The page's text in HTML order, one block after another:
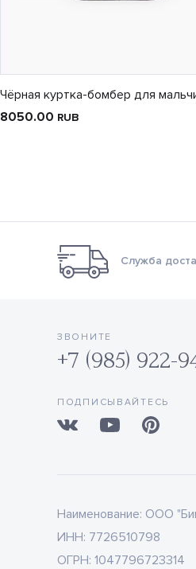
Чёрная куртка-бомбер для
8050.00 RUB
Служба
ЗВОНИТЕ
+7 (985) 922-
ПОДПИСЫВАЙТЕСЬ
Наименование: ООО
ИНН: 7726510798
ОГРН: 1047796723314